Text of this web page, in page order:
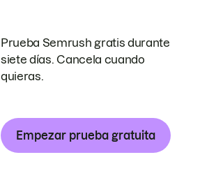
Prueba Semrush gratis durante
siete días. Cancela cuando
quieras.
Empezar prueba gratuita